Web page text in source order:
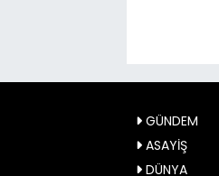
GÜNDEM
ASAYİŞ
DÜNYA